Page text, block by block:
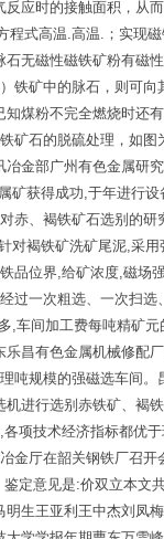
反应时的接触面积，从
程式高温.高温.；实现
石无磁性磁铁矿粉有磁
铁矿中的脉石，则可向
知煤粉不完全燃烧时还
矿石的脱硫处理，如图
冶金部广州有色金属研
矿获得成功,于年进行
赤、褐铁矿石选别的研
对褐铁矿洗矿尾泥,采
品位界,给矿浓度,磁场
过一次粗选、一次扫选
,车间加工费每吨精矿
乐昌有色金属机械修配
吨规模的强磁选车间。
机进行选别赤铁矿、褐
项技术经济指标都优
金厅在韶关钢铁厂召开
鉴定意见是:价双立本文共
明生王亚利王中杰刘凤